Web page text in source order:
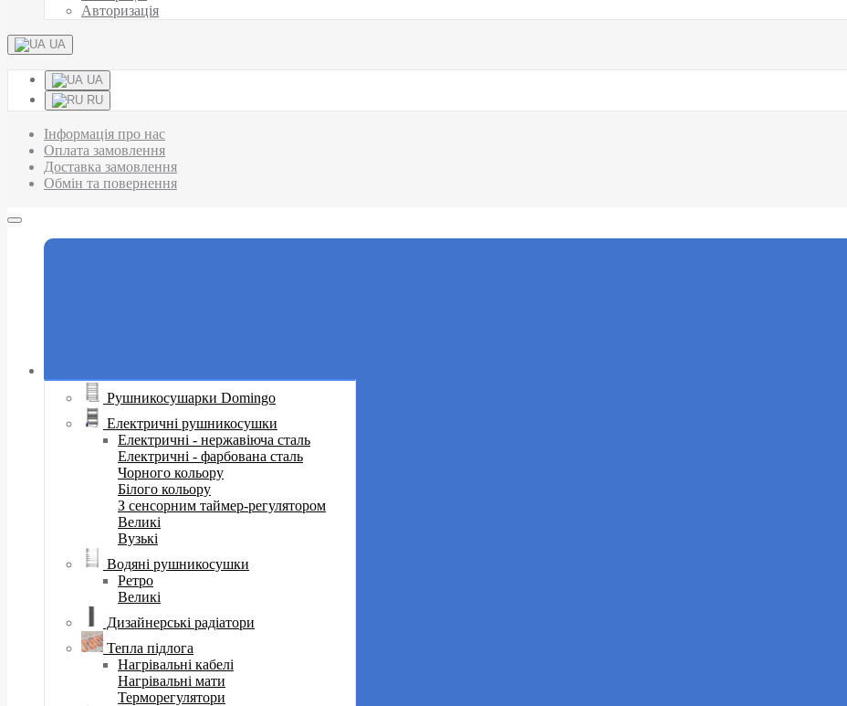
Авторизація
UA
UA
RU
Інформація про нас
Оплата замовлення
Доставка замовлення
Обмін та повернення
Рушникосушарки Domingo
Електричні рушникосушки
Електричні - нержавіюча сталь
Електричні - фарбована сталь
Чорного кольору
Білого кольору
З сенсорним таймер-регулятором
Великі
Вузькі
Водяні рушникосушки
Ретро
Великі
Дизайнерські радіатори
Тепла підлога
Нагрівальні кабелі
Нагрівальні мати
Терморегулятори